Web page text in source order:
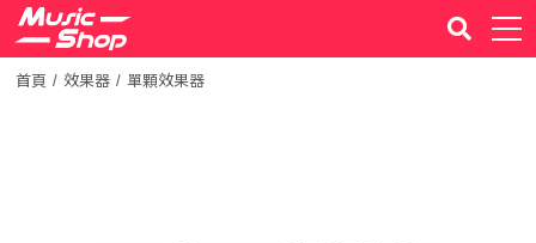
首頁 效果器 單顆效果器